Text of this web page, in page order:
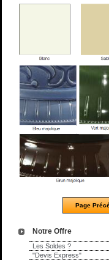
Notre Offre
Les Soldes ?
"Devis Express"